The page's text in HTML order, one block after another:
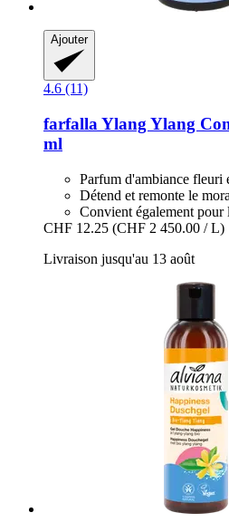
Ajouter
4.6 (11)
farfalla Ylang Ylang
ml
Parfum d'ambiance fleuri
Détend et remonte le
Convient également pour
CHF 12.25 (CHF 2 450.00 / L)
Livraison jusqu'au 13 août